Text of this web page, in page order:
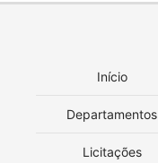
Início
Departamentos
Licitações